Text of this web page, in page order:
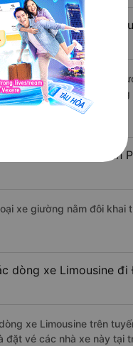
Phước từ Sông
Yên Đồng Phú - Bình
Phú - Bình Phước từ
Yên Đồng Phú - Bình
xe giường nằm đôi khai
dòng xe Limousine
xe Limousine trên
đặt vé các nhà xe này tại